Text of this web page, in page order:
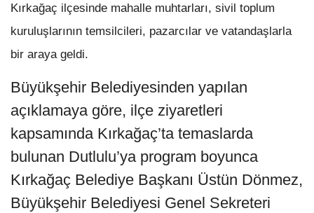
Kırkağaç ilçesinde mahalle muhtarları, sivil toplum
kuruluşlarının temsilcileri, pazarcılar ve vatandaşlarla
bir araya geldi.
Büyükşehir Belediyesinden yapılan
açıklamaya göre, ilçe ziyaretleri
kapsamında Kırkağaç’ta temaslarda
bulunan Dutlulu’ya program boyunca
Kırkağaç Belediye Başkanı Üstün Dönmez,
Büyükşehir Belediyesi Genel Sekreteri